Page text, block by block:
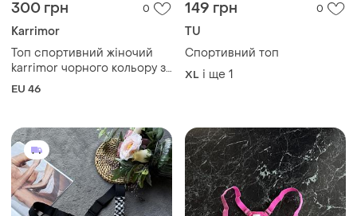
300 грн 0
Karrimor
Топ спортивний жіночий
karrimor чорного кольору з
яскраво-рожевими
EU 46
149 грн 0
TU
Спортивний топ
XL і ще 1